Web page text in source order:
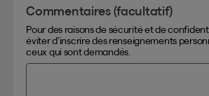
Commentaires (facultatif)
Pour des raisons de sécurité et de
éviter d’inscrire des renseignements
ceux qui sont demandés.